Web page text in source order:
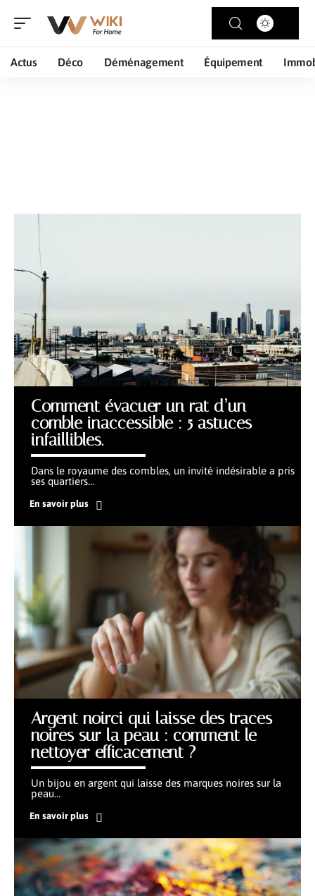
Actus Déco Déménagement Équipement
Comment évacuer un rat d’un
comble inaccessible : 5 astuces
infaillibles.
Dans le royaume des combles, un invité indésirable a pris
ses quartiers…
En savoir plus
Argent noirci qui laisse des traces
noires sur la peau : comment le
nettoyer efficacement ?
Un bijou en argent qui laisse des marques noires sur la
peau…
En savoir plus